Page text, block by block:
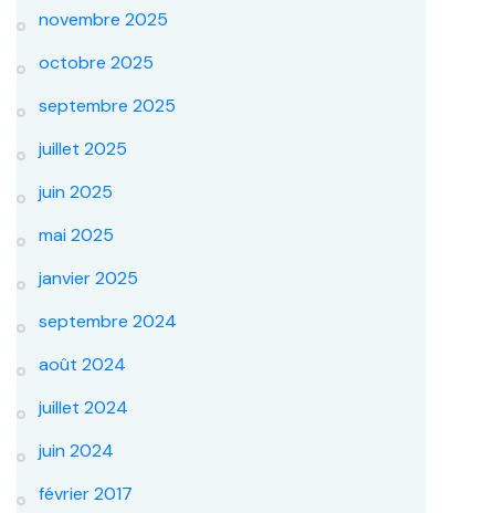
novembre 2025
octobre 2025
septembre 2025
juillet 2025
juin 2025
mai 2025
janvier 2025
septembre 2024
août 2024
juillet 2024
juin 2024
février 2017